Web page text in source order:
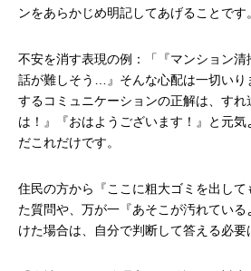
ンをあらかじめ明記してあげることです。
不安を消す表現の例：「『マンション
話が難しそう…』そんな心配は一切いり
するコミュニケーションの正解は、す
は！』『おはようございます！』と元
だこれだけです。
住民の方から『ここに粗大ゴミを出して
た質問や、万が一『あそこが汚れてい
けた場合は、自分で判断して答える必要